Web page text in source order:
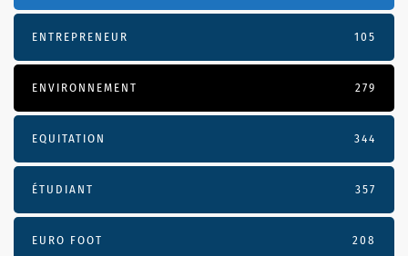
ENTREPRENEUR 105
ENVIRONNEMENT 279
EQUITATION 344
ÉTUDIANT 357
EURO FOOT 208